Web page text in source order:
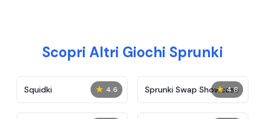
Scopri Altri Giochi Sprunki
★ 4.6
Squidki ★ 4.8
Sprunki Swap Showcase